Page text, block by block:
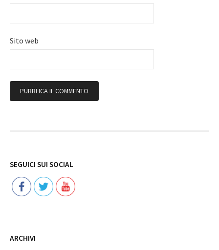
Sito web
SEGUICI SUI SOCIAL
ARCHIVI